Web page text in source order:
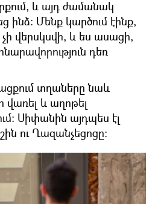
և այդ ժամանակ
ինձ։ Մենք կարծում էինք,
վերսկսվի, և ես ասացի,
դեռ
տղաները նաև
վառել և աղոթել
Սիփանին այդպես էլ
ու Ղազանչեցոցը։